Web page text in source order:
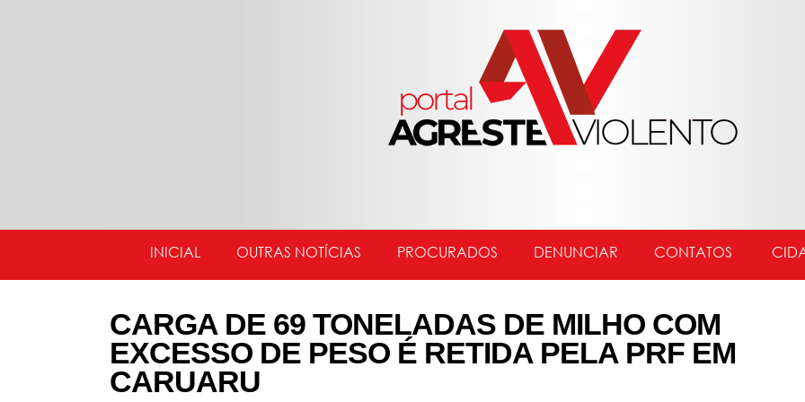
INICIAL OUTRAS NOTÍCIAS PROCURADOS DENUNCIAR CONTATOS
CARGA DE 69 TONELADAS DE MILHO COM
EXCESSO DE PESO É RETIDA PELA PRF EM
CARUARU